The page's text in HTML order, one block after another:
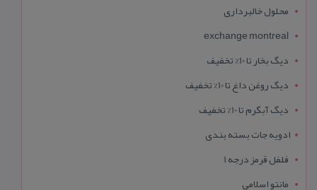
محلول خالبرداری
exchange montreal
دیگ بخار تا 10% تخفیف
دیگ روغن داغ تا 10% تخفیف
دیگ آبگرم تا 10% تخفیف
ادویه جات بسته بندی
فلفل قرمز درجه 1
مانتو اسلامی